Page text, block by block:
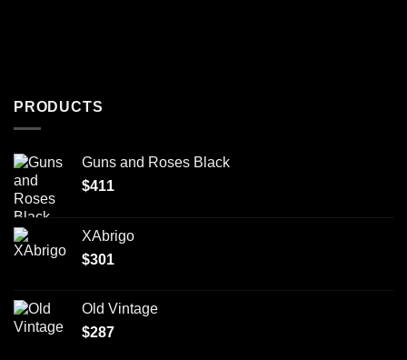
PRODUCTS
Guns and Roses Black
$411
XAbrigo
$301
Old Vintage
$287